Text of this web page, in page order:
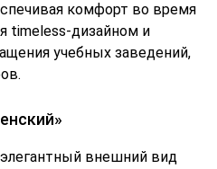
комфорт во время
timeless-дизайном и
учебных заведений,
внешний вид